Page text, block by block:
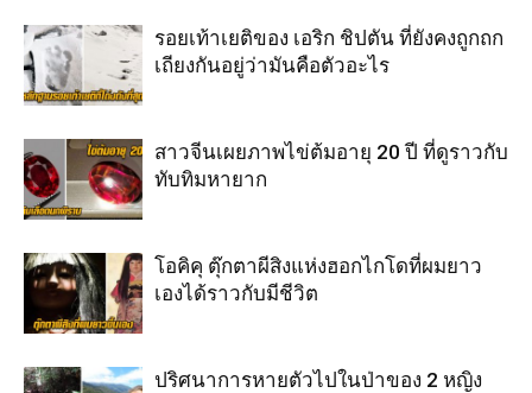
รอยเท้าเยติของ เอริก ชิปตัน ที่ยังคงถูกถก
เถียงกันอยู่ว่ามันคือตัวอะไร
สาวจีนเผยภาพไข่ต้มอายุ 20 ปี ที่ดูราวกับ
ทับทิมหายาก
โอคิคุ ตุ๊กตาผีสิงแห่งฮอกไกโดที่ผมยาว
เองได้ราวกับมีชีวิต
ปริศนาการหายตัวไปในป่าของ 2 หญิง